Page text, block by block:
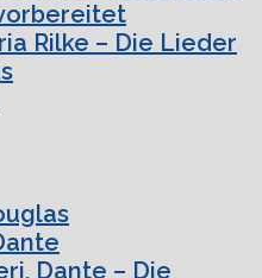
Rilke – Die Lieder
Dante – Die